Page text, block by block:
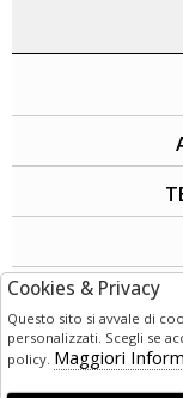
Cookies & Privacy
Questo sito si avvale di
personalizzati. Scegli se
policy. Maggiori